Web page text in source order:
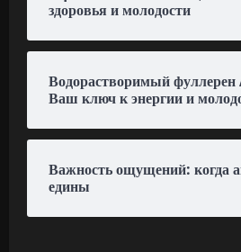
здоровья и молодости
Водорастворимый
Ваш ключ к энергии и
Важность ощущений: когда
едины